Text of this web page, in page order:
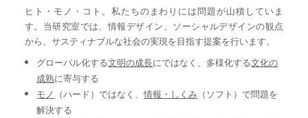
ヒト・モノ・コト。私たちのまわりには問題が山積していま
す。当研究室では、情報デザイン、ソーシャルデザインの観点
から、サスティナブルな社会の実現を目指す提案を行います。
グローバル化する文明の成長にではなく、多様化する文化の
成熟に寄与する
モノ （ハード）ではなく、情報・しくみ （ソフト）で問題を
解決する